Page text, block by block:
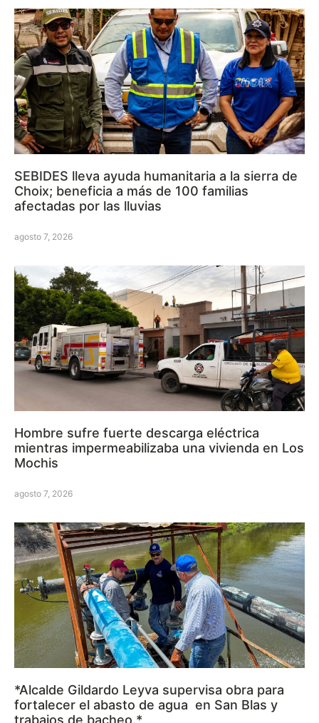
SEBIDES lleva ayuda humanitaria a la sierra de
Choix; beneficia a más de 100 familias
afectadas por las lluvias
agosto 7, 2026
Hombre sufre fuerte descarga eléctrica
mientras impermeabilizaba una vivienda en Los
Mochis
agosto 7, 2026
*Alcalde Gildardo Leyva supervisa obra para
fortalecer el abasto de agua en San Blas y
trabajos de bacheo.*